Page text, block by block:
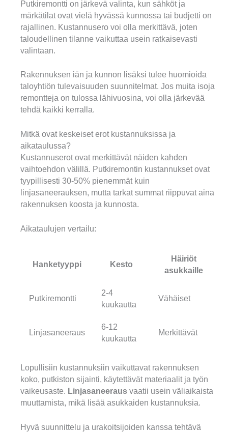
Putkiremontti on järkevä valinta, kun sähköt ja
märkätilat ovat vielä hyvässä kunnossa tai budjetti on
rajallinen. Kustannusero voi olla merkittävä, joten
taloudellinen tilanne vaikuttaa usein ratkaisevasti
valintaan.
Rakennuksen iän ja kunnon lisäksi tulee huomioida
taloyhtiön tulevaisuuden suunnitelmat. Jos muita isoja
remontteja on tulossa lähivuosina, voi olla järkevää
tehdä kaikki kerralla.
Mitkä ovat keskeiset erot kustannuksissa ja
aikataulussa?
Kustannuserot ovat merkittävät näiden kahden
vaihtoehdon välillä. Putkiremontin kustannukset ovat
tyypillisesti 30-50% pienemmät kuin
linjasaneerauksen, mutta tarkat summat riippuvat aina
rakennuksen koosta ja kunnosta.
Aikataulujen vertailu:
Hanketyyppi Kesto
Häiriöt
asukkaille
Putkiremontti
2-4
kuukautta
Vähäiset
Linjasaneeraus
6-12
kuukautta
Merkittävät
Lopullisiin kustannuksiin vaikuttavat rakennuksen
koko, putkiston sijainti, käytettävät materiaalit ja työn
vaikeusaste. Linjasaneeraus vaatii usein väliaikaista
muuttamista, mikä lisää asukkaiden kustannuksia.
Hyvä suunnittelu ja urakoitsijoiden kanssa tehtävä